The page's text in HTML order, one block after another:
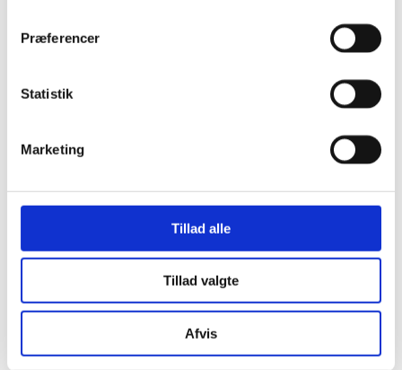
Præferencer
Statistik
Marketing
Tillad alle
Tillad valgte
Afvis
Havebord med stole
Hyndeboks
Luksus Loveboats
Liggestole
Plejemidler til polyrattan møbler
Tyske Strandkurve